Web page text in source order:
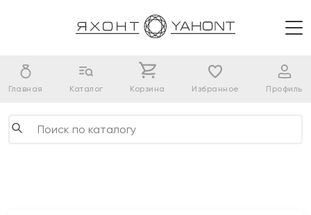
Главная Каталог Корзина Избранное Профиль